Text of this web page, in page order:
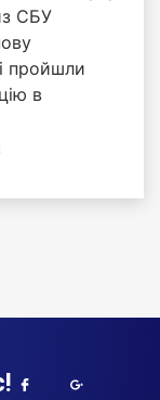
СБУ
пройшли
в